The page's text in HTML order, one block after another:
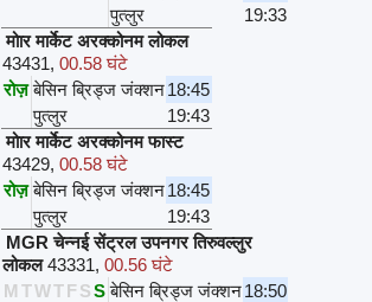
पुत्लुर
19:33
मोार मार्केट अरक्कोनम लोकल
43431, 00.58 घंटे
रोज़ बेसिन ब्रिड्ज जंक्शन18:45
पुत्लुर
19:43
मोार मार्केट अरक्कोनम फास्ट
43429, 00.58 घंटे
रोज़ बेसिन ब्रिड्ज जंक्शन18:45
पुत्लुर
19:43
MGR चेन्नई सेंट्रल उपनगर तिरुवल्लुर
लोकल 43331, 00.56 घंटे
M TWTFSS बेसिन ब्रिड्ज जंक्शन18:50